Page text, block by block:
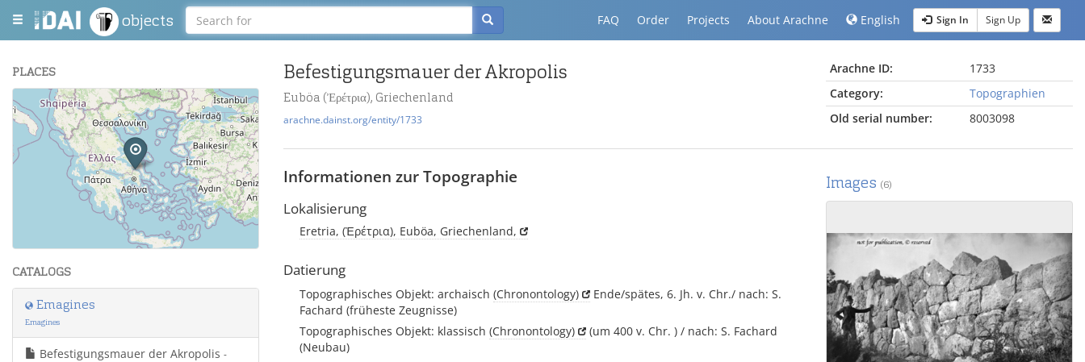
objects FAQ Order Projects About Arachne English Sign In Sign Up
PLACES
+
−
| Maps and Data ©OpenStreetMap
CATALOGS
Emagines
Emagines
Befestigungsmauer der Akropolis -
Befestigungsmauer der Akropolis
Euböa (Ἐρέτρια), Griechenland
arachne.dainst.org/entity/1733
Arachne ID:
1733
Category:
Topographien
Old serial number:
8003098
Informationen zur Topographie
Lokalisierung
Eretria, (Ἐρέτρια), Euböa, Griechenland,
Datierung
Topographisches Objekt: archaisch (Chronontology)
Ende/spätes, 6. Jh. v. Chr./ nach: S.
Fachard (früheste Zeugnisse)
Topographisches Objekt: klassisch (Chronontology)
(um 400 v. Chr. ) / nach: S. Fachard
(Neubau)
Images (6)